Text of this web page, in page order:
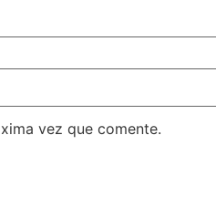
vez que comente.